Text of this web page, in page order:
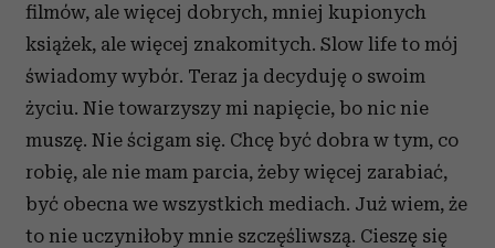
filmów, ale więcej dobrych, mniej kupionych
książek, ale więcej znakomitych. Slow life to mój
świadomy wybór. Teraz ja decyduję o swoim
życiu. Nie towarzyszy mi napięcie, bo nic nie
muszę. Nie ścigam się. Chcę być dobra w tym, co
robię, ale nie mam parcia, żeby więcej zarabiać,
być obecna we wszystkich mediach. Już wiem, że
to nie uczyniłoby mnie szczęśliwszą. Cieszę się